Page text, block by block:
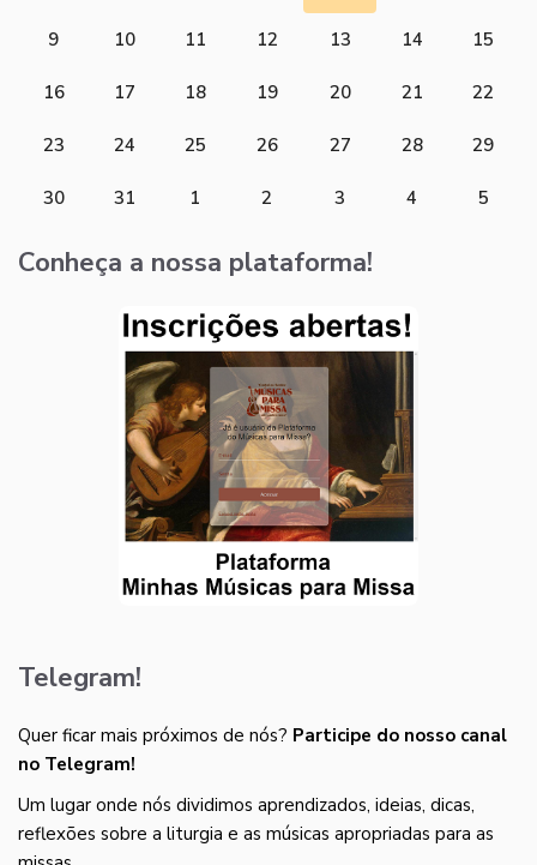
9 10 11 12 13 14 15
16 17 18 19 20 21 22
23 24 25 26 27 28 29
30 31 1 2 3 4 5
Conheça a nossa plataforma!
Telegram!
Quer ficar mais próximos de nós? Participe do nosso canal
no Telegram!
Um lugar onde nós dividimos aprendizados, ideias, dicas,
reflexões sobre a liturgia e as músicas apropriadas para as